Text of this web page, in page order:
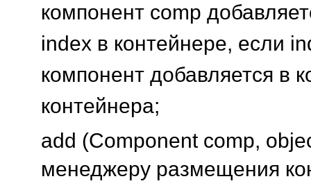
компонент comp
index в контейнере, если
компонент добавляется в
контейнера;
add (Component comp,
менеджеру размещения